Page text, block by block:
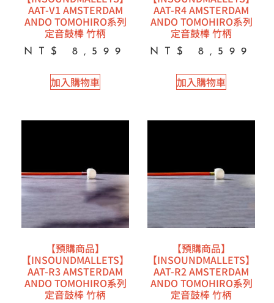
AAT-V1 AMSTERDAM
ANDO TOMOHIRO系列
定音鼓棒 竹柄
NT$ 8,599
加入購物車
AAT-R4 AMSTERDAM
ANDO TOMOHIRO系列
定音鼓棒 竹柄
NT$ 8,599
加入購物車
【預購商品】
【INSOUNDMALLETS】
AAT-R3 AMSTERDAM
ANDO TOMOHIRO系列
定音鼓棒 竹柄
【預購商品】
【INSOUNDMALLETS】
AAT-R2 AMSTERDAM
ANDO TOMOHIRO系列
定音鼓棒 竹柄